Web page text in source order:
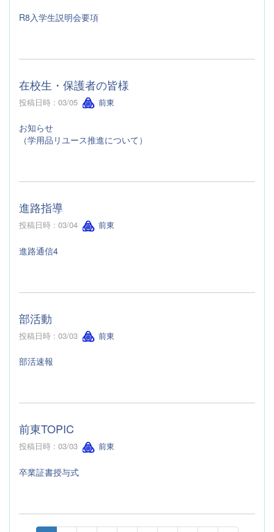
R8入学生説明会要項
在校生・保護者の皆様
投稿日時 : 03/05 前東
お知らせ
（学用品リユース推進について）
進路指導
投稿日時 : 03/04 前東
進路通信4
部活動
投稿日時 : 03/03 前東
部活速報
前東TOPIC
投稿日時 : 03/03 前東
卒業証書授与式